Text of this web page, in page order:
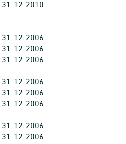
31-12-2010
31-12-2006
31-12-2006
31-12-2006
31-12-2006
31-12-2006
31-12-2006
31-12-2006
31-12-2006